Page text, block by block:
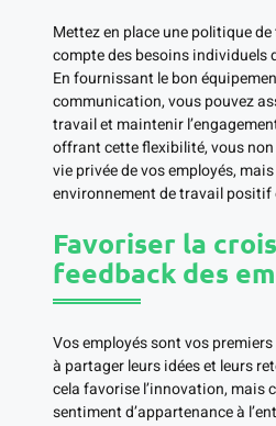
Mettez en place une politique
compte des besoins individuels
En fournissant le bon
communication, vous pouvez
travail et maintenir
offrant cette flexibilité, vous
vie privée de vos employés,
environnement de travail
Favoriser la
feedback des
Vos employés sont vos
à partager leurs idées et leurs
cela favorise l’innovation, mais
sentiment d’appartenance à